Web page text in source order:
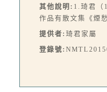
其他說明: 1.琦君（
作品有散文集《煙
提供者: 琦君家屬
登錄號: